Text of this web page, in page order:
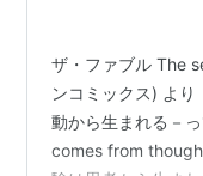
ザ・ファブル The
ンコミックス) よ
動から生まれる－
comes from